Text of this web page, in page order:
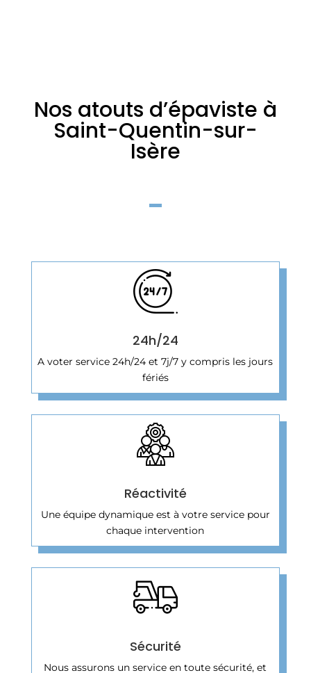
Nos atouts d’épaviste à
Saint-Quentin-sur-
Isère
24h/24
A voter service 24h/24 et 7j/7 y compris les jours
fériés
Réactivité
Une équipe dynamique est à votre service pour
chaque intervention
Sécurité
Nous assurons un service en toute sécurité, et